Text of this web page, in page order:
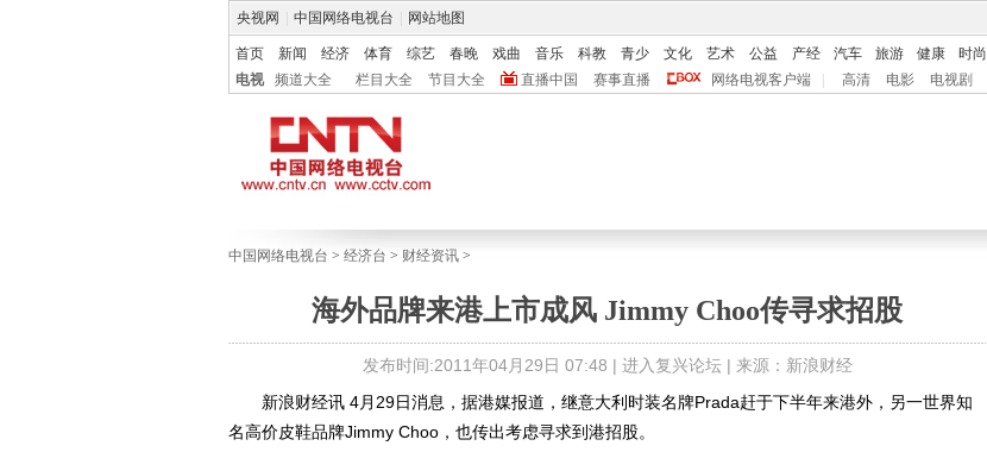
央视网 中国网络电视台 网站地图
首页 新闻 经济 体育 综艺 春晚 戏曲 音乐 科教 青少 文化 艺术 公益 产经 汽车 旅游 健康 时尚
电视
频道大全 栏目大全 节目大全 直播中国 赛事直播 网络电视客户端 高清 电影 电视剧
中国网络电视台 > 经济台 > 财经资讯 >
海外品牌来港上市成风 Jimmy Choo传寻求招股
发布时间:2011年04月29日 07:48 | 进入复兴论坛| 来源：新浪财经
新浪财经讯 4月29日消息，据港媒报道，继意大利时装名牌Prada赶于下半年来港外，另一世界知
名高价皮鞋品牌Jimmy Choo，也传出考虑寻求到港招股。